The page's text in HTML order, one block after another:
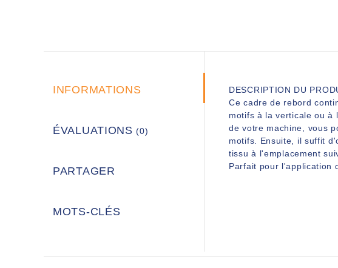
INFORMATIONS
ÉVALUATIONS(0)
PARTAGER
MOTS-CLÉS
DESCRIPTION DU
Ce cadre de rebord
motifs à la verticale ou à
de votre machine, vous
motifs. Ensuite, il suffit
tissu à l'emplacement
Parfait pour l'application